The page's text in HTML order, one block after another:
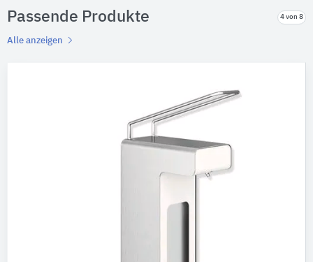
Passende Produkte 4 von 8
Alle anzeigen